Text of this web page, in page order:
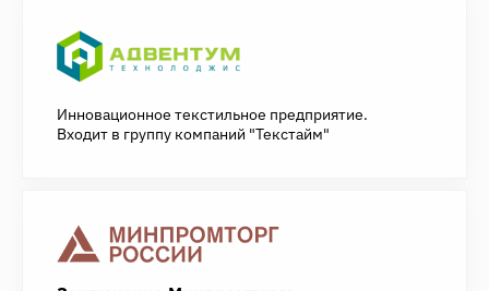
Инновационное текстильное предприятие.
Входит в группу компаний "Текстайм"